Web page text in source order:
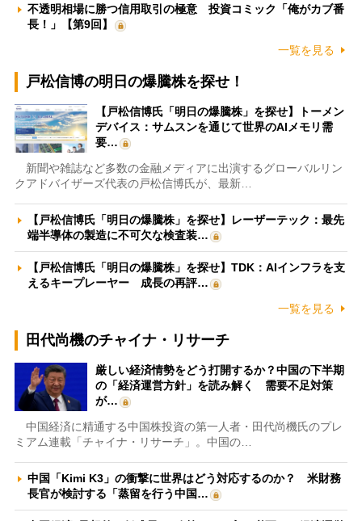
不透明相場に勝つ信用取引の極意 投資コミック「俺がカブ番
長！」【第9回】
一覧を見る
戸松信博の明日の爆騰株を探せ！
【戸松信博氏「明日の爆騰株」を探せ】トーメン
デバイス：サムスンを通じて世界のAIメモリ需
要…
新聞や雑誌など多数の金融メディアに出演するグローバルリン
クアドバイザーズ代表の戸松信博氏が、最新…
【戸松信博氏「明日の爆騰株」を探せ】レーザーテック：最先
端半導体の製造に不可欠な検査装…
【戸松信博氏「明日の爆騰株」を探せ】TDK：AIインフラを支
えるキープレーヤー 成長の再評…
一覧を見る
田代尚機のチャイナ・リサーチ
厳しい経済情勢をどう打開するか？中国の下半期
の「経済運営方針」を読み解く 需要不足対策
が…
中国経済に精通する中国株投資の第一人者・田代尚機氏のプレ
ミアム連載「チャイナ・リサーチ」。中国の…
中国「Kimi K3」の衝撃に世界はどう対応するのか？ 米財務
長官が検討する「蒸留を行う中国…